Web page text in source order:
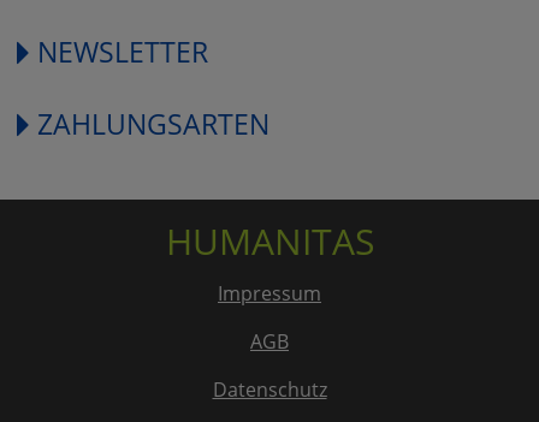
NEWSLETTER
ZAHLUNGSARTEN
HUMANITAS
Impressum
AGB
Datenschutz